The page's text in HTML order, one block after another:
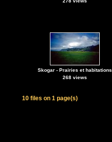
Skogar - Prairies et habitations
268 views
10 files on 1 page(s)